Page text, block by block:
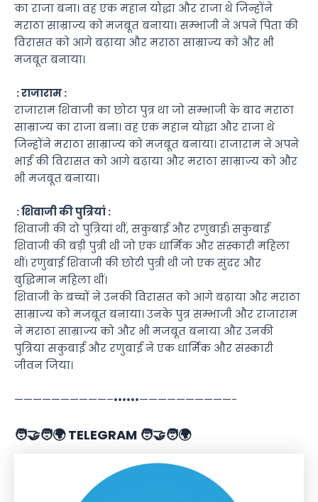
का राजा बना। वह एक महान योद्धा और राजा थे जिन्होंने
मराठा साम्राज्य को मजबूत बनाया। सम्भाजी ने अपने पिता की
विरासत को आगे बढ़ाया और मराठा साम्राज्य को और भी
मजबूत बनाया।
: राजाराम :
राजाराम शिवाजी का छोटा पुत्र था जो सम्भाजी के बाद मराठा
साम्राज्य का राजा बना। वह एक महान योद्धा और राजा थे
जिन्होंने मराठा साम्राज्य को मजबूत बनाया। राजाराम ने अपने
भाई की विरासत को आगे बढ़ाया और मराठा साम्राज्य को और
भी मजबूत बनाया।
: शिवाजी की पुत्रियां :
शिवाजी की दो पुत्रियां थीं, सकुबाई और रणुबाई। सकुबाई
शिवाजी की बड़ी पुत्री थी जो एक धार्मिक और संस्कारी महिला
थीं। रणुबाई शिवाजी की छोटी पुत्री थी जो एक सुंदर और
बुद्धिमान महिला थीं।
शिवाजी के बच्चों ने उनकी विरासत को आगे बढ़ाया और मराठा
साम्राज्य को मजबूत बनाया। उनके पुत्र सम्भाजी और राजाराम
ने मराठा साम्राज्य को और भी मजबूत बनाया और उनकी
पुत्रियां सकुबाई और रणुबाई ने एक धार्मिक और संस्कारी
जीवन जिया।
——————————–••••••——————————-
🧑‍🤝‍🧑🌍 TELEGRAM 🧑‍🤝‍🧑🌍